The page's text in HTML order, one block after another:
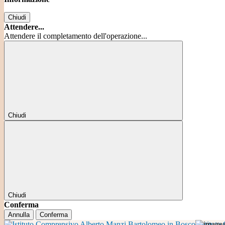
Chiudi
Attendere...
Attendere il completamento dell'operazione...
Chiudi
Chiudi
Conferma
Annulla Conferma